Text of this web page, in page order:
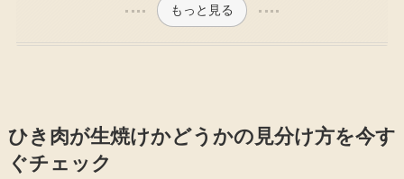
もっと見る
ひき肉が生焼けかどうかの見分け方を今す
ぐチェック